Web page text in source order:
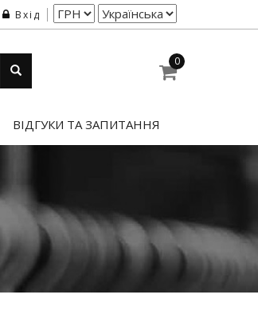
Вхід
0
ВІДГУКИ ТА ЗАПИТАННЯ